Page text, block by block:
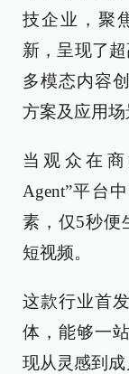
技企业，聚
新，呈现了
多模态内容
方案及应用场
当观众在
Agent”平台
素，仅5秒便
短视频。
这款行业首
体，能够一
现从灵感到